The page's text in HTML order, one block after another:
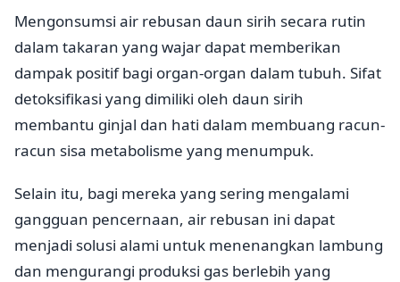
Mengonsumsi air rebusan daun sirih secara rutin
dalam takaran yang wajar dapat memberikan
dampak positif bagi organ-organ dalam tubuh. Sifat
detoksifikasi yang dimiliki oleh daun sirih
membantu ginjal dan hati dalam membuang racun-
racun sisa metabolisme yang menumpuk.
Selain itu, bagi mereka yang sering mengalami
gangguan pencernaan, air rebusan ini dapat
menjadi solusi alami untuk menenangkan lambung
dan mengurangi produksi gas berlebih yang